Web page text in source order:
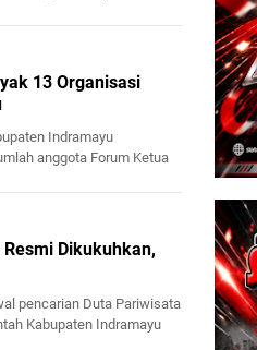
13 Organisasi
Indramayu
anggota Forum Ketua
Dikukuhkan,
pencarian Duta Pariwisata
Kabupaten Indramayu